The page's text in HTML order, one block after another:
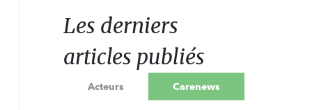
Les derniers
articles publiés
Acteurs Carenews